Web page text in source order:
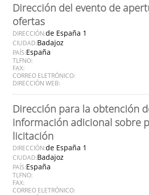
Dirección del evento de
ofertas
DIRECCIÓN:de España 1
CIUDAD:Badajoz
PAÍS:España
TLFNO:
FAX:
CORREO ELETRÓNICO:
DIRECCIÓN WEB:
Dirección para la obtención
información adicional sobre
licitación
DIRECCIÓN:de España 1
CIUDAD:Badajoz
PAÍS:España
TLFNO:
FAX:
CORREO ELETRÓNICO: